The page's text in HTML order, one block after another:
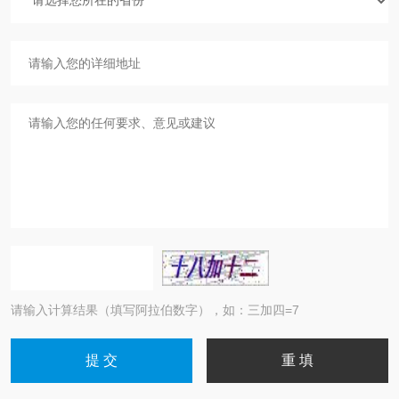
请输入计算结果（填写阿拉伯数字），如：三加四=7